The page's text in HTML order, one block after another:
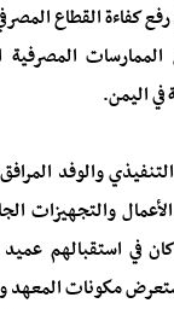
كفاءة القطاع
في اليمن.
والوفد
والتجهيزات
في استقبالهم
مكونات المعهد